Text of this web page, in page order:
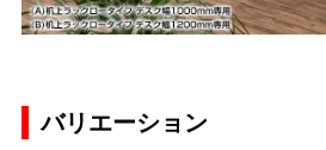
バリエーション